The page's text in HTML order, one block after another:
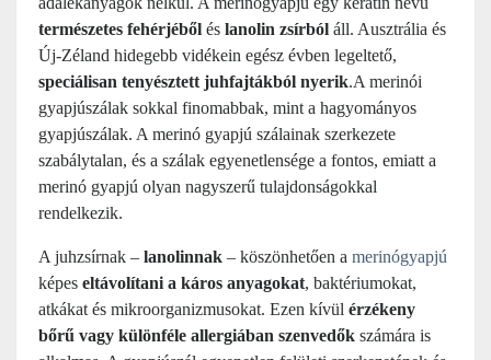
természetes fehérjéből és lanolin zsírból áll. Ausztrália és
Új-Zéland hidegebb vidékein egész évben legeltető,
speciálisan tenyésztett juhfajtákból nyerik.A merinói
gyapjúszálak sokkal finomabbak, mint a hagyományos
gyapjúszálak. A merinó gyapjú szálainak szerkezete
szabálytalan, és a szálak egyenetlensége a fontos, emiatt a
merinó gyapjú olyan nagyszerű tulajdonságokkal
rendelkezik.
A juhzsírnak – lanolinnak – köszönhetően a merinógyapjú
képes eltávolítani a káros anyagokat, baktériumokat,
atkákat és mikroorganizmusokat. Ezen kívül érzékeny
bőrű vagy különféle allergiában szenvedők számára is